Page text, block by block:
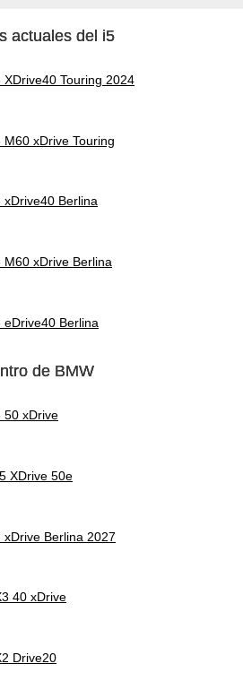
actuales del i5
XDrive40 Touring 2024
M60 xDrive Touring
xDrive40 Berlina
M60 xDrive Berlina
eDrive40 Berlina
de BMW
50 xDrive
XDrive 50e
xDrive Berlina 2027
40 xDrive
Drive20